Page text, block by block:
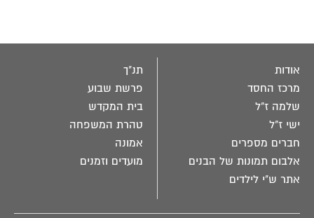
אודות
מרכז החסד
שלמה ז"ל
ישי ז"ל
חברים מספרים
אלבום תמונות של הבנים
אתר ש"י לילדים
תנ"ך
פרשת שבוע
בית המקדש
טהרת המשפחה
אמונה
מועדים וזמנים